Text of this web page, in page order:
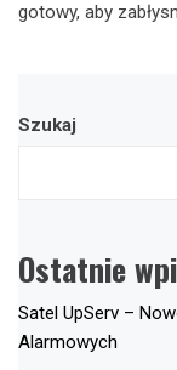
gotowy, aby
Szukaj
Ostatnie
Satel UpServ –
Alarmowych